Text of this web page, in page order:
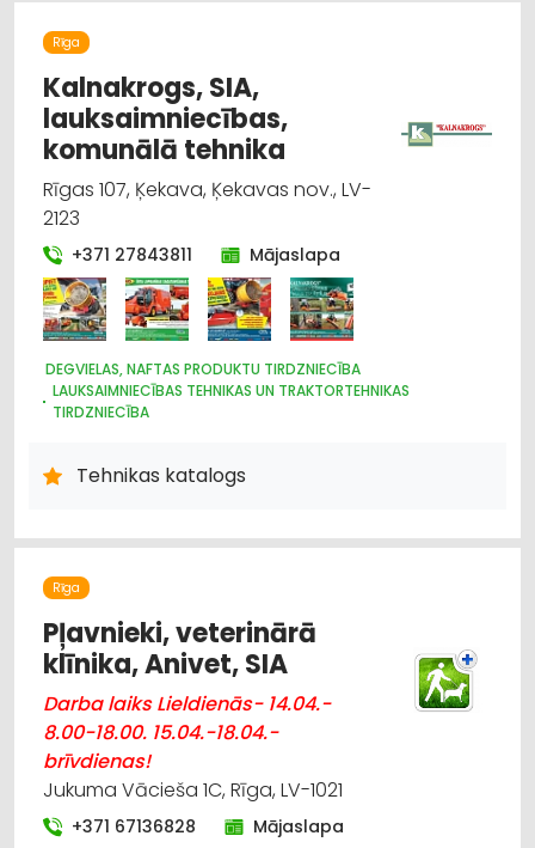
Rīga
Kalnakrogs, SIA,
lauksaimniecības,
komunālā tehnika
Rīgas 107, Ķekava, Ķekavas nov., LV-
2123
+371 27843811 Mājaslapa
DEGVIELAS, NAFTAS PRODUKTU TIRDZNIECĪBA
LAUKSAIMNIECĪBAS TEHNIKAS UN TRAKTORTEHNIKAS
TIRDZNIECĪBA
LAUKSAIMNIECĪBAS TEHNIKAS UN TRAKTORTEHNIKAS NOMA
LAUKSAIMNIECĪBAS TEHNIKAS UN TRAKTORTEHNIKAS REZERVES
AUTO ĶĪMIJA, AUTO KRĀSAS
LABIEKĀRTOŠANA, APZAĻUMOŠANA
DĀRZA TEHNIKA UN INVENTĀRS
LAUKSAIMNIECĪBAS TEHNIKAS UN TRAKTORTEHNIKAS
LABOŠANA, REMONTS
Tehnikas katalogs
Rīga
Pļavnieki, veterinārā
klīnika, Anivet, SIA
Darba laiks Lieldienās- 14.04.-
8.00-18.00. 15.04.-18.04.-
brīvdienas!
Jukuma Vācieša 1C, Rīga, LV-1021
+371 67136828 Mājaslapa